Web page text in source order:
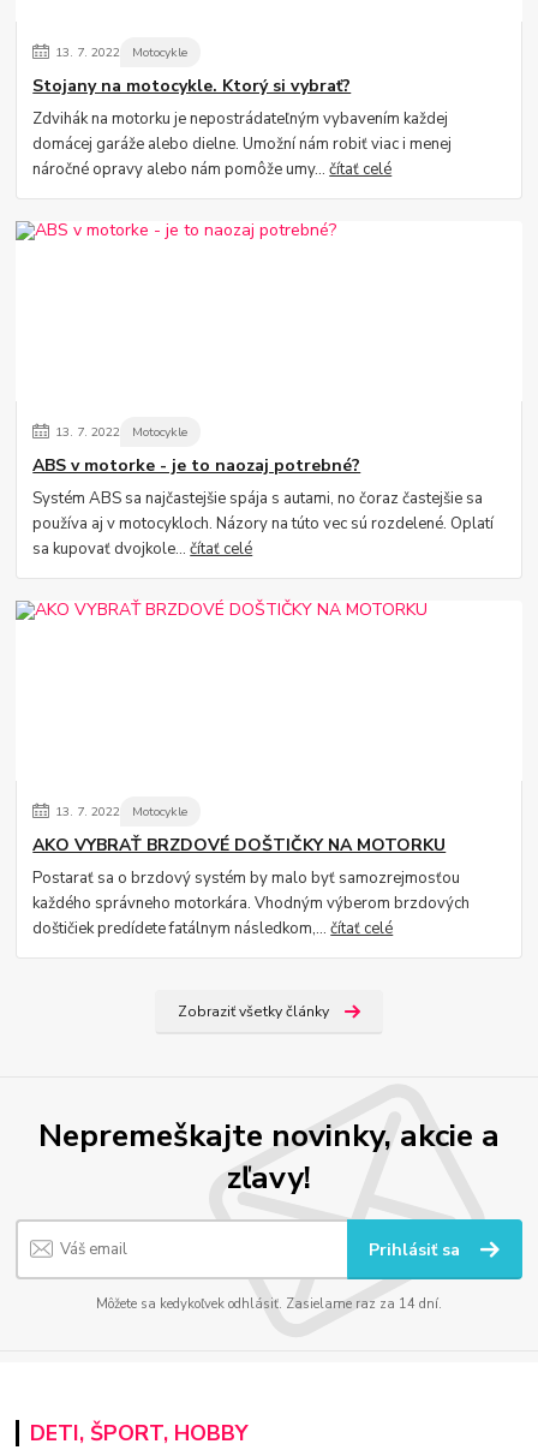
13. 7. 2022 Motocykle
Stojany na motocykle. Ktorý si vybrať?
Zdvihák na motorku je nepostrádateľným vybavením každej
domácej garáže alebo dielne. Umožní nám robiť viac i menej
náročné opravy alebo nám pomôže umy...čítať celé
13. 7. 2022 Motocykle
ABS v motorke - je to naozaj potrebné?
Systém ABS sa najčastejšie spája s autami, no čoraz častejšie sa
používa aj v motocykloch. Názory na túto vec sú rozdelené. Oplatí
sa kupovať dvojkole...čítať celé
13. 7. 2022 Motocykle
AKO VYBRAŤ BRZDOVÉ DOŠTIČKY NA MOTORKU
Postarať sa o brzdový systém by malo byť samozrejmosťou
každého správneho motorkára. Vhodným výberom brzdových
doštičiek predídete fatálnym následkom,...čítať celé
Zobraziť všetky články
Nepremeškajte novinky, akcie a
zľavy!
Prihlásiť sa
Môžete sa kedykoľvek odhlásiť. Zasielame raz za 14 dní.
DETI, ŠPORT, HOBBY